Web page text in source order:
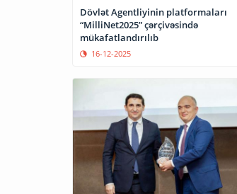
Dövlət Agentliyinin platformaları
“MilliNet2025” çərçivəsində
mükafatlandırılıb
16-12-2025